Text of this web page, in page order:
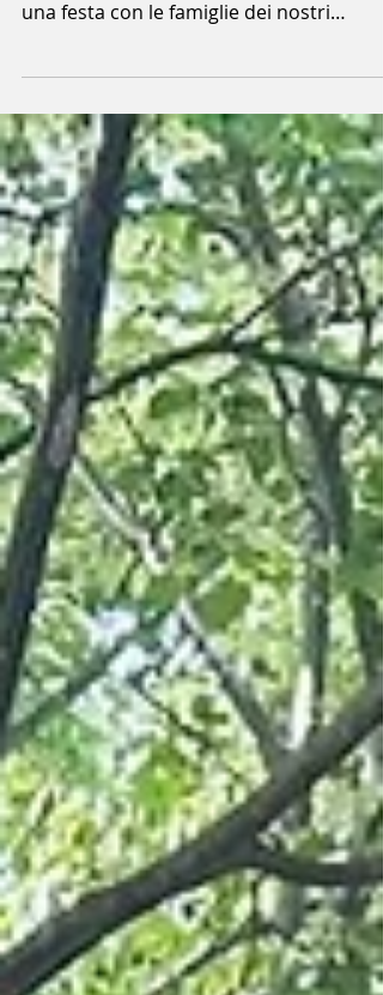
Come ogni anno abbiamo concluso i
una festa con le famiglie dei nostri
studenti. Ci...